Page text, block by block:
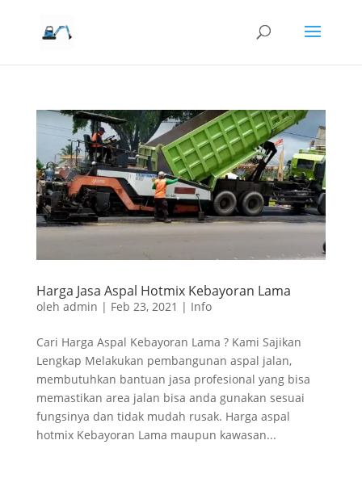
Harga Jasa Aspal Hotmix Kebayoran Lama
oleh admin | Feb 23, 2021 | Info
Cari Harga Aspal Kebayoran Lama ? Kami Sajikan
Lengkap Melakukan pembangunan aspal jalan,
membutuhkan bantuan jasa profesional yang bisa
memastikan area jalan bisa anda gunakan sesuai
fungsinya dan tidak mudah rusak. Harga aspal
hotmix Kebayoran Lama maupun kawasan...